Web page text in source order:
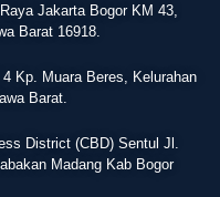
Jakarta Bogor KM 43,
Barat 16918.
Kp. Muara Beres, Kelurahan
Barat.
District (CBD) Sentul Jl.
Madang Kab Bogor